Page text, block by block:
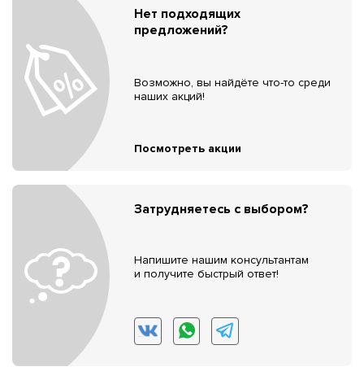
Нет подходящих
предложений?
Возможно, вы найдёте что-то среди
наших акций!
Посмотреть акции
Затрудняетесь с выбором?
Напишите нашим консультантам
и получите быстрый ответ!